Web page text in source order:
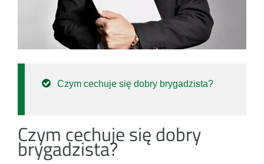
Czym cechuje się dobry brygadzista?
Czym cechuje się dobry
brygadzista?